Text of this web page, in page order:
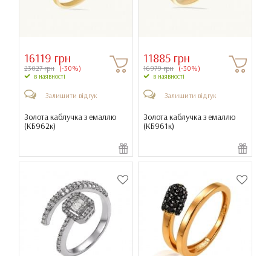
16119 грн
23027 грн (-30%)
в наявності
Залишити відгук
Золота каблучка з емаллю
(КБ962к)
11885 грн
16979 грн (-30%)
в наявності
Залишити відгук
Золота каблучка з емаллю
(КБ961к)